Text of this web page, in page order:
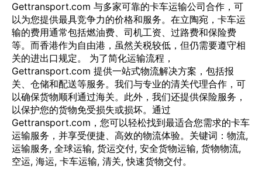
Gettransport.com 与多家可靠的卡车运输公司合作，可
以为您提供最具竞争力的价格和服务。在立陶宛，卡车运
输的费用通常包括燃油费、司机工资、过路费和保险费
等。而香港作为自由港，虽然关税较低，但仍需要遵守相
关的进出口规定。 为了简化运输流程，
Gettransport.com 提供一站式物流解决方案，包括报
关、仓储和配送等服务。我们与专业的清关代理合作，可
以确保货物顺利通过海关。此外，我们还提供保险服务，
以保护您的货物免受损失或损坏。通过
Gettransport.com，您可以轻松找到最适合您需求的卡车
运输服务，并享受便捷、高效的物流体验。关键词：物流,
运输服务, 全球运输, 货运交付, 安全货物运输, 货物物流,
空运, 海运, 卡车运输, 清关, 快速货物交付。